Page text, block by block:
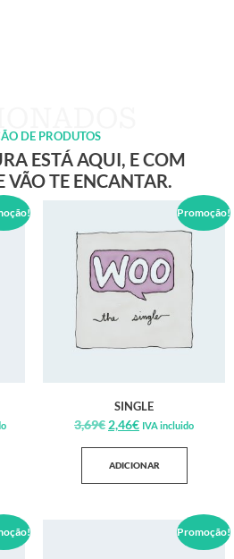
DE PRODUTOS
ESTÁ AQUI, E COM
VÃO TE ENCANTAR.
Promoção!
SINGLE
3,69€ 2,46€ IVA incluido
ADICIONAR
Promoção!